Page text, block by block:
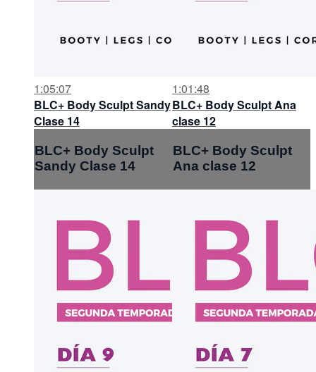
1:05:07
BLC+ Body Sculpt Sandy
Clase 14
BLC+ Body Sculpt
Sandy Clase 14
1:01:48
BLC+ Body Sculpt Ana
clase 12
BLC+ Body Sculpt
Ana clase 12